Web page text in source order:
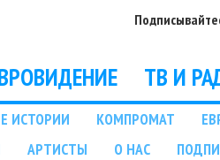
ТВ И
ИСТОРИИ КОМПРОМАТ
АРТИСТЫ О НАС